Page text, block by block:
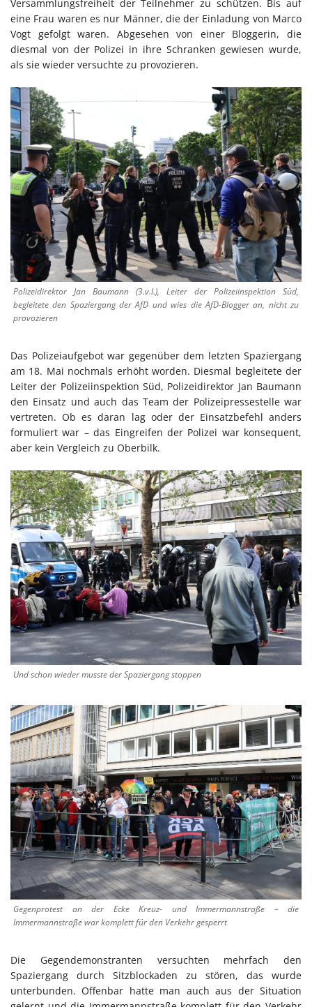
Versammlungsfreiheit der Teilnehmer zu schützen. Bis auf
eine Frau waren es nur Männer, die der Einladung von Marco
Vogt gefolgt waren. Abgesehen von einer Bloggerin, die
diesmal von der Polizei in ihre Schranken gewiesen wurde,
als sie wieder versuchte zu provozieren.
Polizeidirektor Jan Baumann (3.v.l.), Leiter der Polizeiinspektion Süd,
begleitete den Spaziergang der AfD und wies die AfD-Blogger an, nicht zu
provozieren
Das Polizeiaufgebot war gegenüber dem letzten Spaziergang
am 18. Mai nochmals erhöht worden. Diesmal begleitete der
Leiter der Polizeiinspektion Süd, Polizeidirektor Jan Baumann
den Einsatz und auch das Team der Polizeipressestelle war
vertreten. Ob es daran lag oder der Einsatzbefehl anders
formuliert war – das Eingreifen der Polizei war konsequent,
aber kein Vergleich zu Oberbilk.
Und schon wieder musste der Spaziergang stoppen
Gegenprotest an der Ecke Kreuz- und Immermannstraße – die
Immermannstraße war komplett für den Verkehr gesperrt
Die Gegendemonstranten versuchten mehrfach den
Spaziergang durch Sitzblockaden zu stören, das wurde
unterbunden. Offenbar hatte man auch aus der Situation